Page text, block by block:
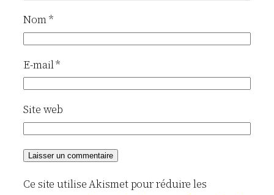
Nom*
E-mail*
Site web
Ce site utilise Akismet pour réduire les